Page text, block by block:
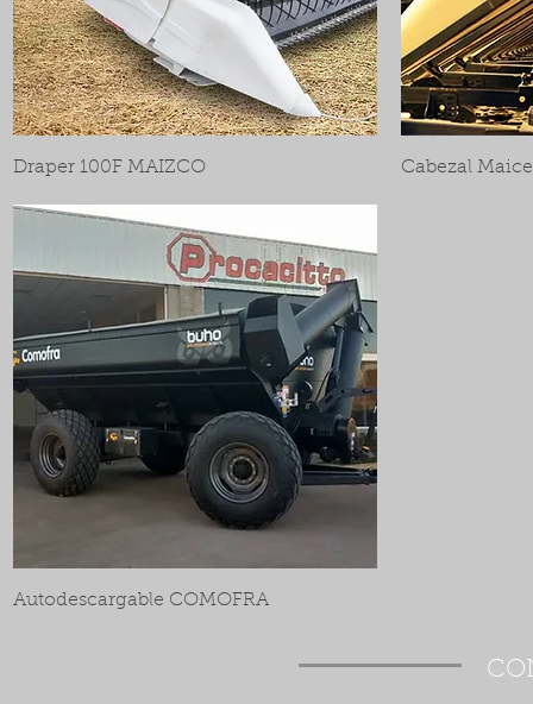
Draper 100F MAIZCO Cabezal
Autodescargable COMOFRA